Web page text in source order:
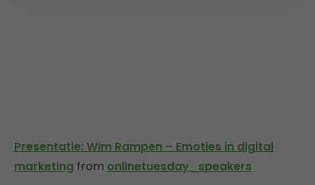
Presentatie: Wim Rampen – Emoties in digital
marketing from onlinetuesday_speakers